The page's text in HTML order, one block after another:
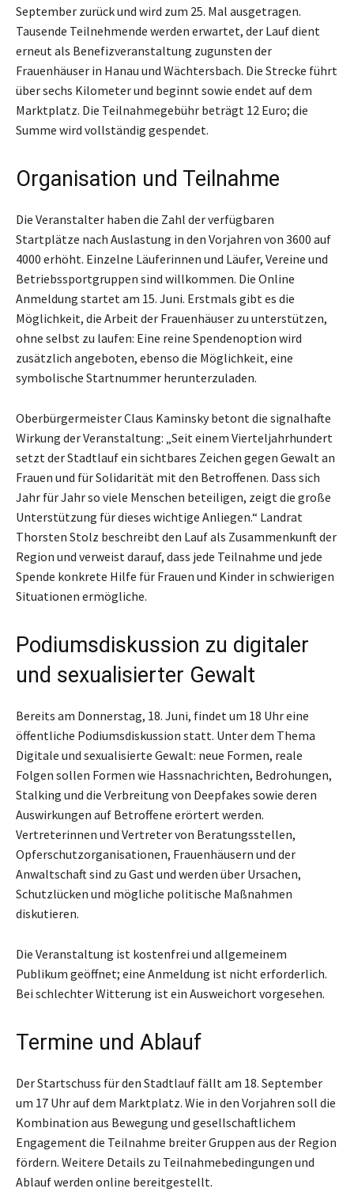
September zurück und wird zum 25. Mal ausgetragen.
Tausende Teilnehmende werden erwartet, der Lauf dient
erneut als Benefizveranstaltung zugunsten der
Frauenhäuser in Hanau und Wächtersbach. Die Strecke führt
über sechs Kilometer und beginnt sowie endet auf dem
Marktplatz. Die Teilnahmegebühr beträgt 12 Euro; die
Summe wird vollständig gespendet.
Organisation und Teilnahme
Die Veranstalter haben die Zahl der verfügbaren
Startplätze nach Auslastung in den Vorjahren von 3600 auf
4000 erhöht. Einzelne Läuferinnen und Läufer, Vereine und
Betriebssportgruppen sind willkommen. Die Online
Anmeldung startet am 15. Juni. Erstmals gibt es die
Möglichkeit, die Arbeit der Frauenhäuser zu unterstützen,
ohne selbst zu laufen: Eine reine Spendenoption wird
zusätzlich angeboten, ebenso die Möglichkeit, eine
symbolische Startnummer herunterzuladen.
Oberbürgermeister Claus Kaminsky betont die signalhafte
Wirkung der Veranstaltung: „Seit einem Vierteljahrhundert
setzt der Stadtlauf ein sichtbares Zeichen gegen Gewalt an
Frauen und für Solidarität mit den Betroffenen. Dass sich
Jahr für Jahr so viele Menschen beteiligen, zeigt die große
Unterstützung für dieses wichtige Anliegen.“ Landrat
Thorsten Stolz beschreibt den Lauf als Zusammenkunft der
Region und verweist darauf, dass jede Teilnahme und jede
Spende konkrete Hilfe für Frauen und Kinder in schwierigen
Situationen ermögliche.
Podiumsdiskussion zu digitaler
und sexualisierter Gewalt
Bereits am Donnerstag, 18. Juni, findet um 18 Uhr eine
öffentliche Podiumsdiskussion statt. Unter dem Thema
Digitale und sexualisierte Gewalt: neue Formen, reale
Folgen sollen Formen wie Hassnachrichten, Bedrohungen,
Stalking und die Verbreitung von Deepfakes sowie deren
Auswirkungen auf Betroffene erörtert werden.
Vertreterinnen und Vertreter von Beratungsstellen,
Opferschutzorganisationen, Frauenhäusern und der
Anwaltschaft sind zu Gast und werden über Ursachen,
Schutzlücken und mögliche politische Maßnahmen
diskutieren.
Die Veranstaltung ist kostenfrei und allgemeinem
Publikum geöffnet; eine Anmeldung ist nicht erforderlich.
Bei schlechter Witterung ist ein Ausweichort vorgesehen.
Termine und Ablauf
Der Startschuss für den Stadtlauf fällt am 18. September
um 17 Uhr auf dem Marktplatz. Wie in den Vorjahren soll die
Kombination aus Bewegung und gesellschaftlichem
Engagement die Teilnahme breiter Gruppen aus der Region
fördern. Weitere Details zu Teilnahmebedingungen und
Ablauf werden online bereitgestellt.